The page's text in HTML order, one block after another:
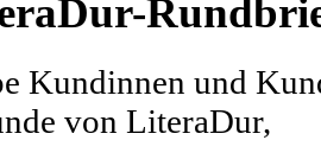
Kundinnen und
von LiteraDur,